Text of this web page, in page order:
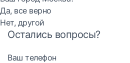
Да, все верно
Нет, другой
Остались вопросы?
Ваш телефон